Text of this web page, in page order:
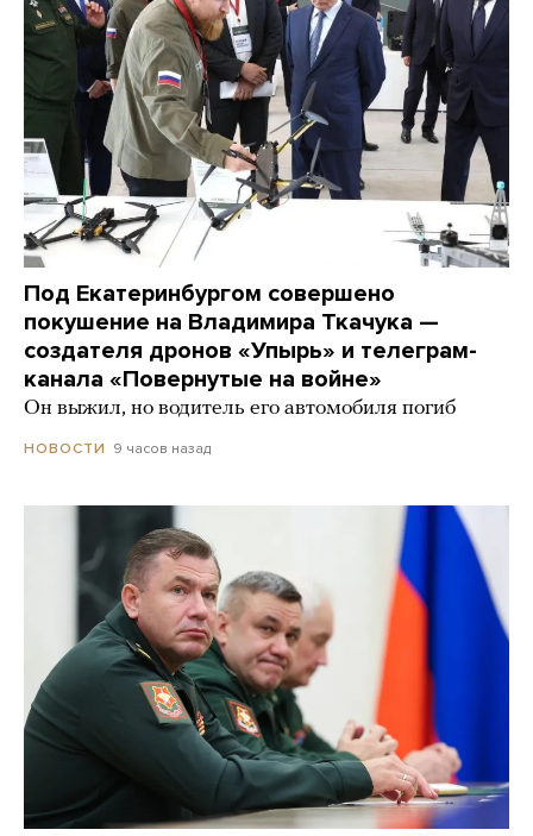
Под Екатеринбургом совершено
покушение на Владимира Ткачука —
создателя дронов «Упырь» и телеграм-
канала «Повернутые на войне»
Он выжил, но водитель его автомобиля погиб
НОВОСТИ 9 часов назад